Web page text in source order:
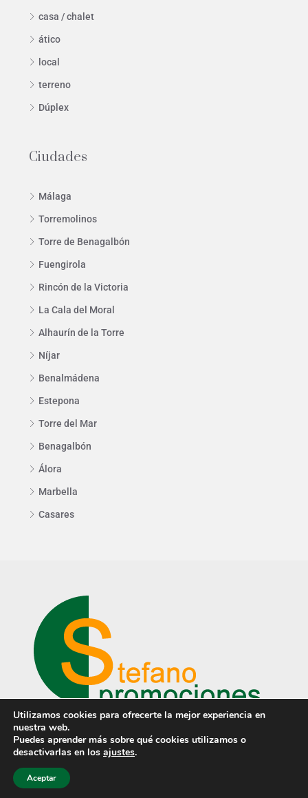
casa / chalet
ático
local
terreno
Dúplex
Ciudades
Málaga
Torremolinos
Torre de Benagalbón
Fuengirola
Rincón de la Victoria
La Cala del Moral
Alhaurín de la Torre
Níjar
Benalmádena
Estepona
Torre del Mar
Benagalbón
Álora
Marbella
Casares
© © Stefano Promociones ·
Utilizamos cookies para ofrecerte la mejor experiencia en
nuestra web.
Puedes aprender más sobre qué cookies utilizamos o
desactivarlas en los ajustes.
Aceptar